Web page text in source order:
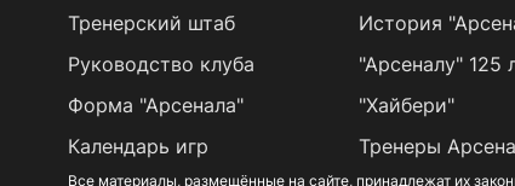
Тренерский штаб
Руководство клуба
Форма "Арсенала"
Календарь игр
История
"Арсеналу" 125
"Хайбери"
Тренеры
Все материалы, размещённые на сайте, принадлежат их